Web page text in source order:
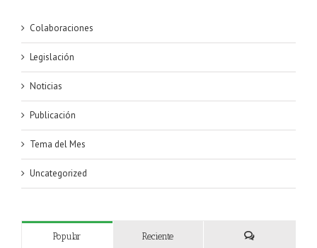
Colaboraciones
Legislación
Noticias
Publicación
Tema del Mes
Uncategorized
Popular Reciente